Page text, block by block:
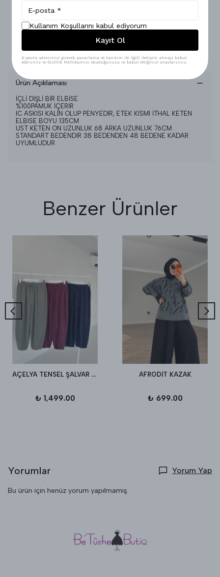
%100 MEMNUNİYET GARANTİSİ!
Ürün Açıklaması
İÇLİ DİŞLİ BİR ELBİSE
%100PAMUK İÇERİR
IC ASKISI KALIN OLUP PENYEDIR, ETEK KISMI İTHAL KETEN
ELBISE BOYU 135CM
UST KETEN ON UZUNLUK 68 ARKA UZUNLUK 76CM
STANDART BEDENDİR 38 BEDENDEN 48 BEDENE KADAR
UYUMLUDUR
Benzer Ürünler
AÇELYA TENSEL ŞALVAR PANTALON
₺ 1,499.00
AFRODİT KAZAK
₺ 699.00
Yorumlar Yorum Yap
Bu ürün için henüz yorum yapılmamış.
Kullanım Koşullarını kabul ediyorum
Kayıt Ol
E-posta adresinizi girerek pazarlama ve tanıtım ile ilgili iletişim almayı kabul
edersiniz ve Gizlilik Politikamızı okuduğunuzu ve kabul ettiğinizi onaylarsınız.